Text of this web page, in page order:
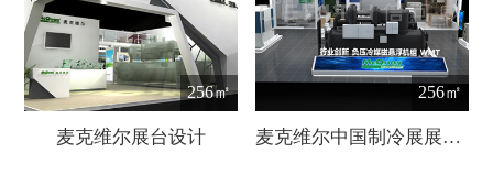
256㎡
麦克维尔展台设计
256㎡
麦克维尔中国制冷展展会设计